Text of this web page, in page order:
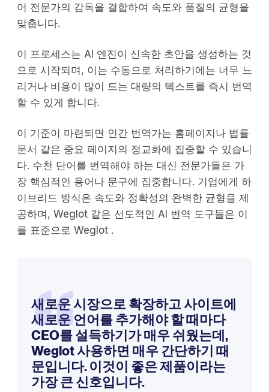
어 전문가의 감독을 결합하여 속도와 품질의 균형을
맞춥니다.
이 프로세스는 AI 엔진이 신속한 초안을 생성하는 것
으로 시작되며, 이는 수동으로 처리하기에는 너무 느
리거나 비용이 많이 드는 대량의 텍스트를 즉시 번역
할 수 있게 합니다.
이 기준이 마련되면 인간 번역가는 홈페이지나 법률
문서 같은 중요 페이지의 정교화에 집중할 수 있습니
다. 수천 단어를 번역해야 하는 대신 전문가들은 가
장 핵심적인 용어나 문구에 집중합니다. 기업에게 하
이브리드 방식은 속도와 정확성의 완벽한 균형을 제
공하며, Weglot 같은 선도적인 AI 번역 도구들은 이
를 표준으로 Weglot .
새로운 시장으로 확장하고 사이트에
새로운 언어를 추가해야 할 때마다
CEO를 설득하기가 매우 쉬웠는데,
Weglot 사용하면 매우 간단하기 때
문입니다. 이것이 좋은 제품이라는
가장 큰 신호입니다.
“